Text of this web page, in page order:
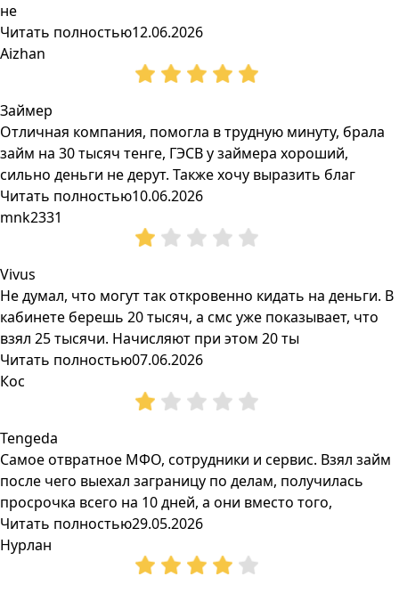
не
Читать полностью12.06.2026
Aizhan
Займер
Отличная компания, помогла в трудную минуту, брала
займ на 30 тысяч тенге, ГЭСВ у займера хороший,
сильно деньги не дерут. Также хочу выразить благ
Читать полностью10.06.2026
mnk2331
Vivus
Не думал, что могут так откровенно кидать на деньги. В
кабинете берешь 20 тысяч, а смс уже показывает, что
взял 25 тысячи. Начисляют при этом 20 ты
Читать полностью07.06.2026
Кос
Tengeda
Самое отвратное МФО, сотрудники и сервис. Взял займ
после чего выехал заграницу по делам, получилась
просрочка всего на 10 дней, а они вместо того,
Читать полностью29.05.2026
Нурлан